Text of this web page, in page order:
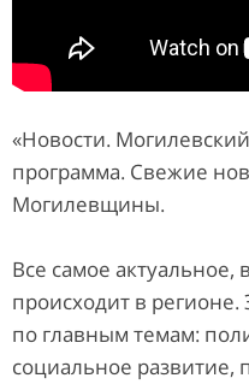
«Новости.
программа. Свежие
Могилевщины.
Все самое
происходит в
по главным темам:
социальное развитие,